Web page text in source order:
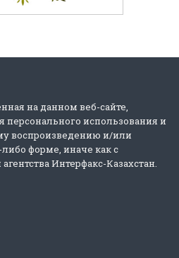
на данном веб-сайте,
персонального использования и
воспроизведению и/или
форме, иначе как с
Интерфакс-Казахстан.